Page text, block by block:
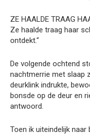
ZE HAALDE TRAAG
Ze haalde traag haar
ontdekt.“
De volgende ochtend
nachtmerrie met slaap
deurklink indrukte,
bonsde op de deur en
antwoord.
Toen ik uiteindelijk